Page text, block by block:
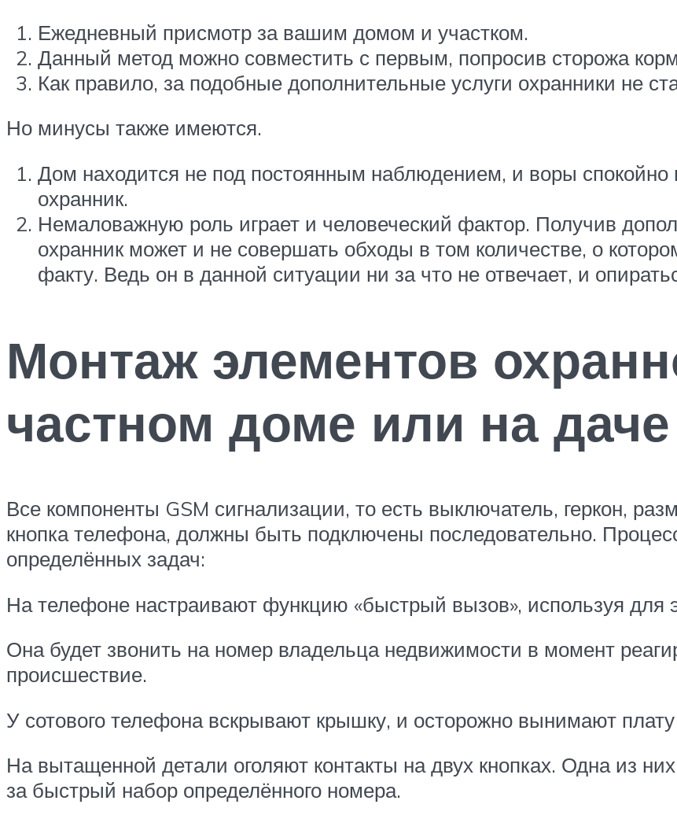
Ежедневный присмотр за вашим домом и участком.
Данный метод можно совместить с первым, попросив сторожа
Как правило, за подобные дополнительные услуги охранники не
Но минусы также имеются.
Дом находится не под постоянным наблюдением, и воры спокойно
охранник.
Немаловажную роль играет и человеческий фактор. Получив
охранник может и не совершать обходы в том количестве, о
факту. Ведь он в данной ситуации ни за что не отвечает, и
Монтаж элементов
частном доме или на даче
Все компоненты GSM сигнализации, то есть выключатель, геркон,
кнопка телефона, должны быть подключены последовательно.
определённых задач:
На телефоне настраивают функцию «быстрый вызов», используя для
Она будет звонить на номер владельца недвижимости в момент
происшествие.
У сотового телефона вскрывают крышку, и осторожно вынимают
На вытащенной детали оголяют контакты на двух кнопках. Одна из
за быстрый набор определённого номера.